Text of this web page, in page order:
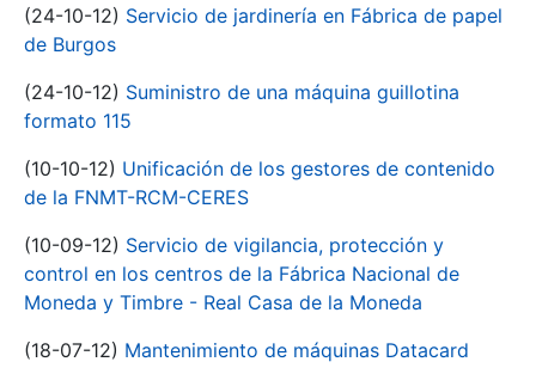
(24-10-12) Servicio de jardinería en Fábrica de papel
de Burgos
(24-10-12) Suministro de una máquina guillotina
formato 115
(10-10-12) Unificación de los gestores de contenido
de la FNMT-RCM-CERES
(10-09-12) Servicio de vigilancia, protección y
control en los centros de la Fábrica Nacional de
Moneda y Timbre - Real Casa de la Moneda
(18-07-12) Mantenimiento de máquinas Datacard